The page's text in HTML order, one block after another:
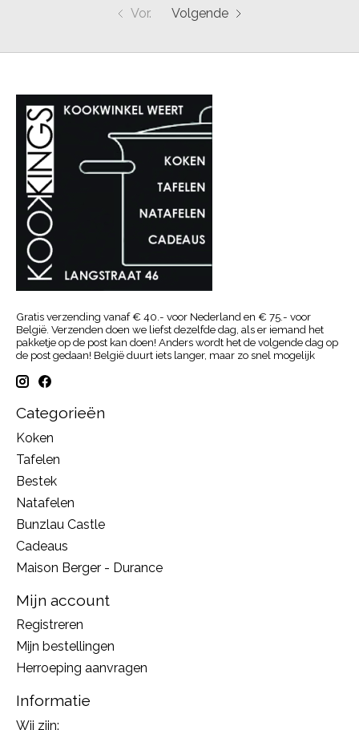
Vor. Volgende
Gratis verzending vanaf € 40.- voor Nederland en € 75.- voor
België. Verzenden doen we liefst dezelfde dag, als er iemand het
pakketje op de post kan doen! Anders wordt het de volgende dag op
de post gedaan! België duurt iets langer, maar zo snel mogelijk
Categorieën
Koken
Tafelen
Bestek
Natafelen
Bunzlau Castle
Cadeaus
Maison Berger - Durance
Mijn account
Registreren
Mijn bestellingen
Herroeping aanvragen
Informatie
Wij zijn: